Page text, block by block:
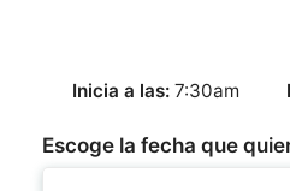
Inicia a las 7:30am
Escoge la fecha que